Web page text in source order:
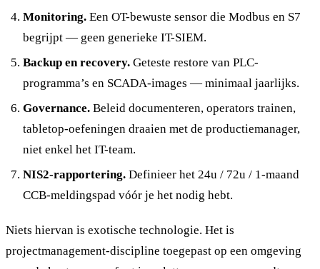
Monitoring. Een OT-bewuste sensor die Modbus en S7
begrijpt — geen generieke IT-SIEM.
Backup en recovery. Geteste restore van PLC-
programma’s en SCADA-images — minimaal jaarlijks.
Governance. Beleid documenteren, operators trainen,
tabletop-oefeningen draaien met de productiemanager,
niet enkel het IT-team.
NIS2-rapportering. Definieer het 24u / 72u / 1-maand
CCB-meldingspad vóór je het nodig hebt.
Niets hiervan is exotische technologie. Het is
projectmanagement-discipline toegepast op een omgeving